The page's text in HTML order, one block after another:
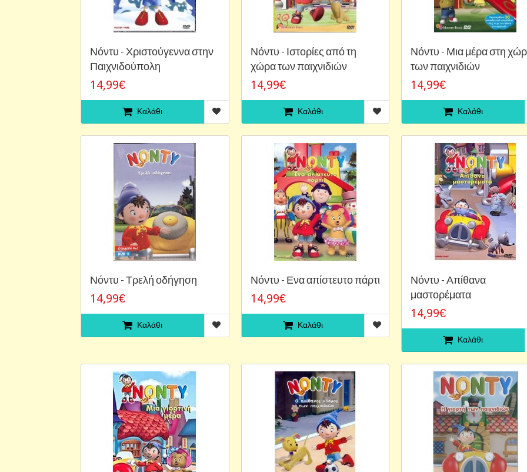
Νόντυ - Χριστούγεννα στην
Παιχνιδούπολη
14,99€
Καλάθι
Νόντυ - Ιστορίες από τη
χώρα των παιχνιδιών
14,99€
Καλάθι
Νόντυ - Μια μέρα στη
των παιχνιδιών
14,99€
Καλάθι
Νόντυ - Τρελή οδήγηση
14,99€
Καλάθι
Νόντυ - Ενα απίστευτο πάρτι
14,99€
Καλάθι
Νόντυ - Απίθανα
μαστορέματα
14,99€
Καλάθι